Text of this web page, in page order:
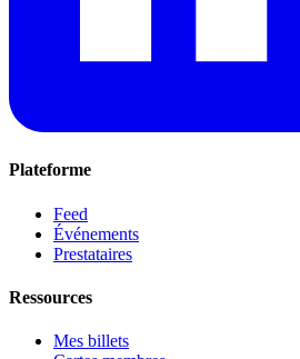
Plateforme
Feed
Événements
Prestataires
Ressources
Mes billets